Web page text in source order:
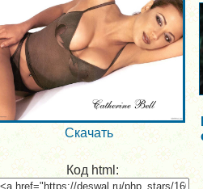
Скачать
Код html: